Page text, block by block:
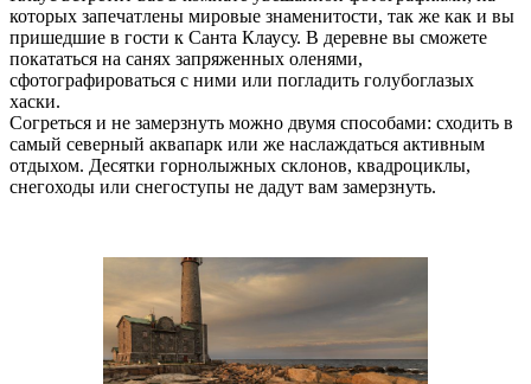
которых запечатлены мировые знаменитости, так же как и вы
пришедшие в гости к Санта Клаусу. В деревне вы сможете
покататься на санях запряженных оленями,
сфотографироваться с ними или погладить голубоглазых
хаски.
Согреться и не замерзнуть можно двумя способами: сходить в
самый северный аквапарк или же наслаждаться активным
отдыхом. Десятки горнолыжных склонов, квадроциклы,
снегоходы или снегоступы не дадут вам замерзнуть.